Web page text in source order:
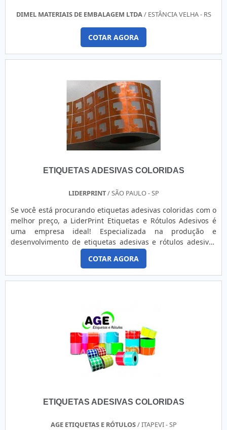
DIMEL MATERIAIS DE EMBALAGEM LTDA/ ESTÂNCIA VELHA - RS
COTAR AGORA
ETIQUETAS ADESIVAS COLORIDAS
LIDERPRINT/ SÃO PAULO - SP
Se você está procurando etiquetas adesivas coloridas com o
melhor preço, a LiderPrint Etiquetas e Rótulos Adesivos é
uma empresa ideal! Especializada na produção e
desenvolvimento de etiquetas adesivas e rótulos adesivos
padronizados ou personalizados para diversos
segmentos!Confeccionando etiquetas adesivas coloridas e
dentre outras, a empresa utiliza padrões IS0 – 9001/2008.
Tudo para atender melhor seus clientes e trazer qualidade
etiquetas adesivas coloridas rolo ou em folhas de diversos
tamanhos, em até 8 cores e nos mais diversos materiais
como:- Vinil branco e transparente;- Couchê;- BOPP branco;-
Branco Fosco;- Transparente e Metalizado;- Polietileno;-
PVC;- Entre outros.Clique no botão abaixo e faça um
orçamento para as etiquetas adesivas coloridas! Se você
COTAR AGORA
ETIQUETAS ADESIVAS COLORIDAS
AGE ETIQUETAS E RÓTULOS/ ITAPEVI - SP